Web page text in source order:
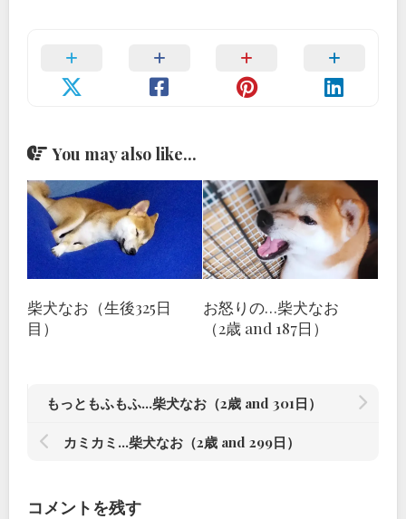
You may also like...
柴犬なお（生後325日
目）
お怒りの…柴犬なお
（2歳 and 187日）
もっともふもふ…柴犬なお（2歳 and 301日）
カミカミ…柴犬なお（2歳 and 299日）
コメントを残す